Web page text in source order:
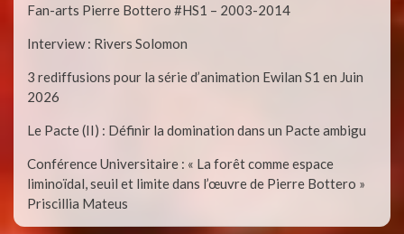
Fan-arts Pierre Bottero #HS1 – 2003-2014
Interview : Rivers Solomon
3 rediffusions pour la série d’animation Ewilan S1 en Juin
2026
Le Pacte (II) : Définir la domination dans un Pacte ambigu
Conférence Universitaire : « La forêt comme espace
liminoïdal, seuil et limite dans l’œuvre de Pierre Bottero »
Priscillia Mateus